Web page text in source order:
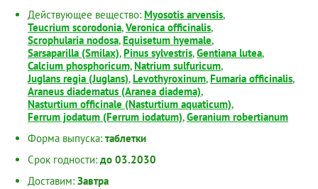
Действующее вещество: Myosotis arvensis,
Teucrium scorodonia,Veronica officinalis,
Scrophularia nodosa,Equisetum hyemale,
Sarsaparilla (Smilax),Pinus sylvestris,Gentiana lutea,
Calсium phosphoricum,Natrium sulfuricum,
Juglans regia (Juglans),Levothyroxinum,Fumaria officinalis,
Araneus diadematus (Aranea diadema),
Nasturtium officinale (Nasturtium aquaticum),
Ferrum jodatum (Ferrum iodatum),Geranium robertianum
Форма выпуска: таблетки
Срок годности: до 03.2030
Доставим: Завтра